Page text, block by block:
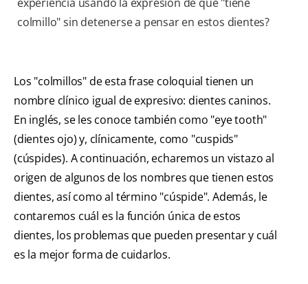
colmillo" sin detenerse a pensar en estos dientes?
Los "colmillos" de esta frase coloquial tienen un
nombre clínico igual de expresivo: dientes caninos.
En inglés, se les conoce también como "eye tooth"
(dientes ojo) y, clínicamente, como "cuspids"
(cúspides). A continuación, echaremos un vistazo al
origen de algunos de los nombres que tienen estos
dientes, así como al término "cúspide". Además, le
contaremos cuál es la función única de estos
dientes, los problemas que pueden presentar y cuál
es la mejor forma de cuidarlos.